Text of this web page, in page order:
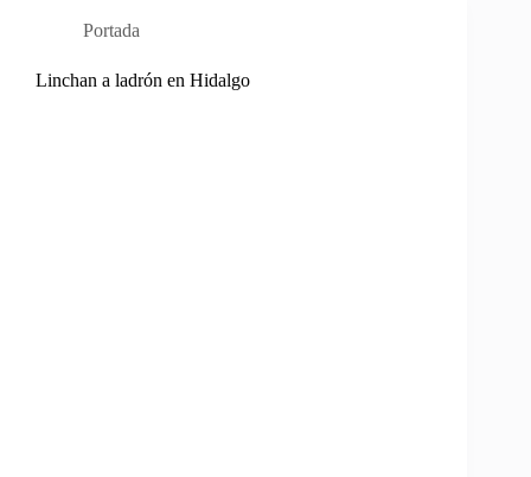
Portada
Linchan a ladrón en Hidalgo